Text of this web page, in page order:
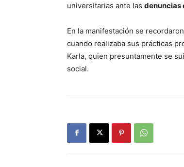
universitarias ante las denuncias
En la manifestación se
cuando realizaba sus prácticas
Karla, quien presuntamente se
social.